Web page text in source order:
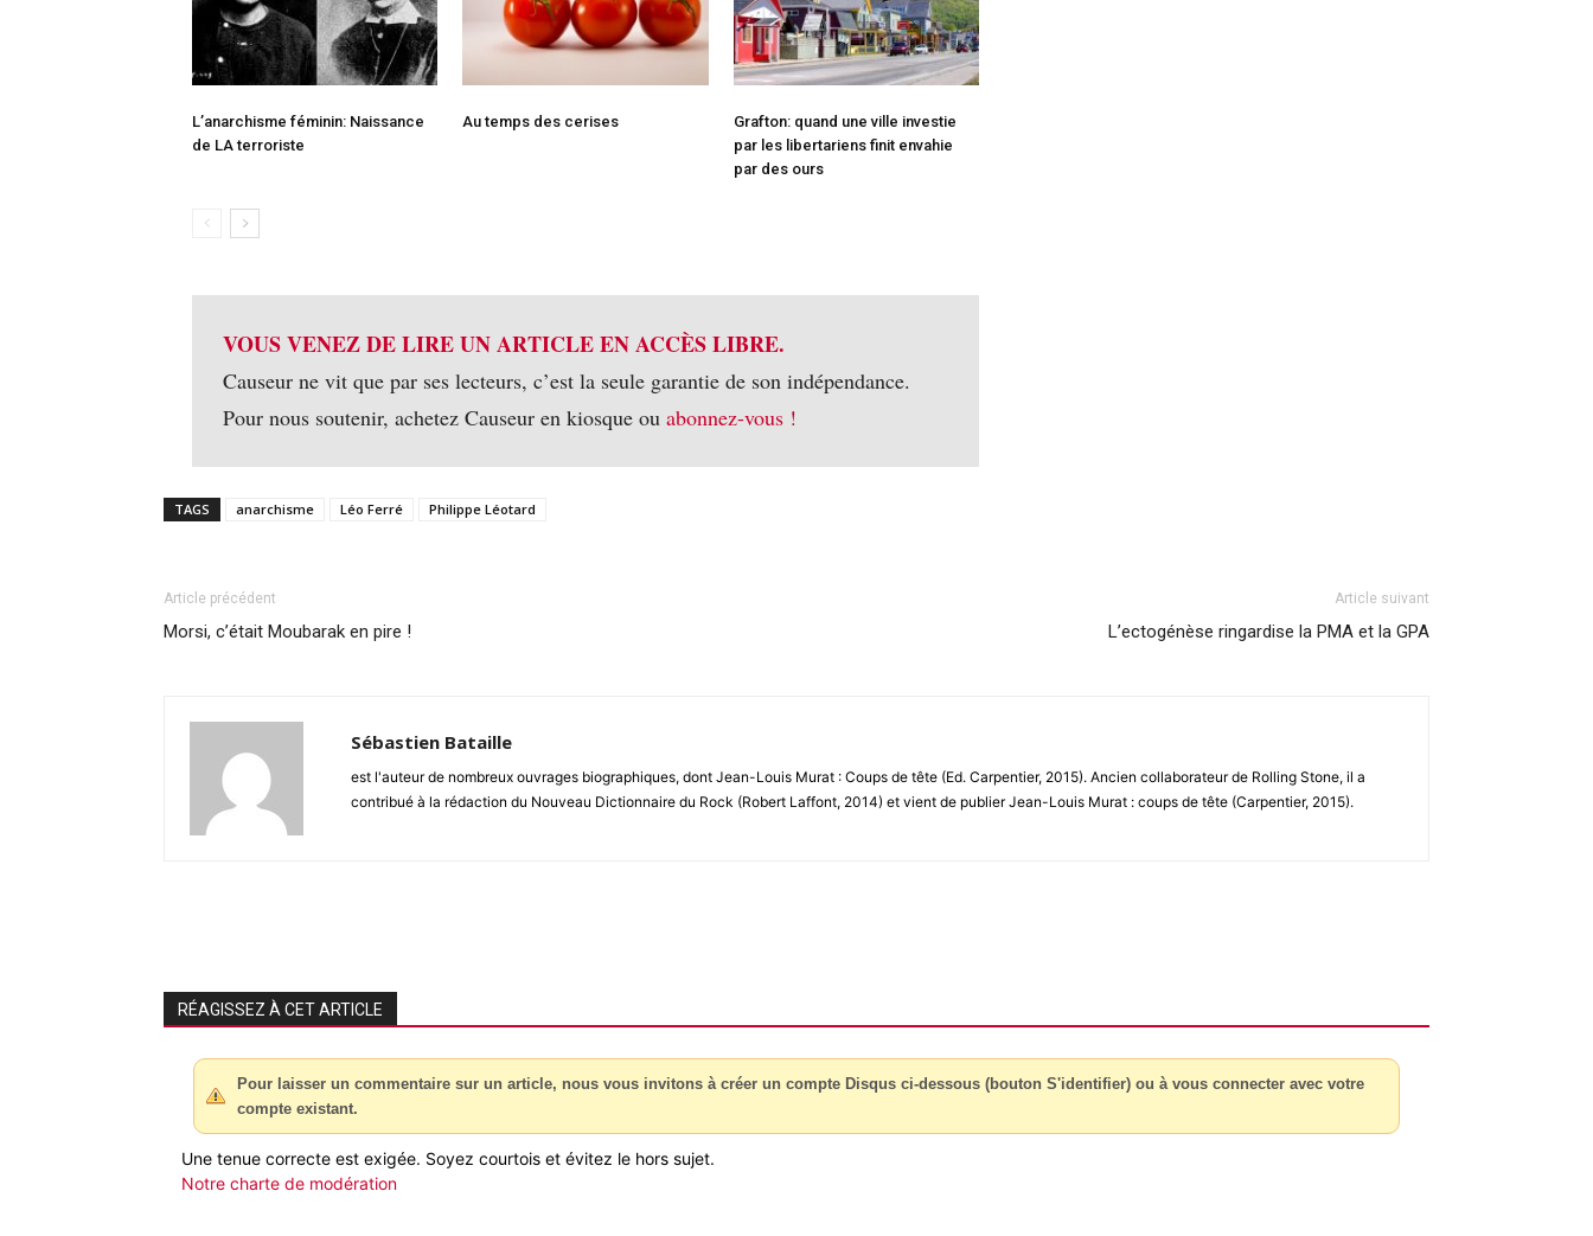
L’anarchisme féminin: Naissance
de LA terroriste
Au temps des cerises
Grafton: quand une ville investie
par les libertariens finit envahie
par des ours
VOUS VENEZ DE LIRE UN ARTICLE EN ACCÈS LIBRE.
Causeur ne vit que par ses lecteurs, c’est la seule garantie de son indépendance.
Pour nous soutenir, achetez Causeur en kiosque ou abonnez-vous !
TAGS anarchisme Léo Ferré Philippe Léotard
Article précédent
Morsi, c’était Moubarak en pire !
Article suivant
L’ectogénèse ringardise la PMA et la GPA
Sébastien Bataille
est l'auteur de nombreux ouvrages biographiques, dont Jean-Louis Murat : Coups de tête (Ed. Carpentier, 2015). Ancien collaborateur de Rolling Stone, il a
contribué à la rédaction du Nouveau Dictionnaire du Rock (Robert Laffont, 2014) et vient de publier Jean-Louis Murat : coups de tête (Carpentier, 2015).
RÉAGISSEZ À CET ARTICLE
Pour laisser un commentaire sur un article, nous vous invitons à créer un compte Disqus ci-dessous (bouton S'identifier) ou à vous connecter avec votre
compte existant.
Une tenue correcte est exigée. Soyez courtois et évitez le hors sujet.
Notre charte de modération